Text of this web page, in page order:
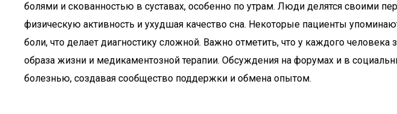
болями и скованностью в суставах, особенно по утрам. Люди делятся своими
физическую активность и ухудшая качество сна. Некоторые пациенты
боли, что делает диагностику сложной. Важно отметить, что у каждого
образа жизни и медикаментозной терапии. Обсуждения на форумах и в
болезнью, создавая сообщество поддержки и обмена опытом.